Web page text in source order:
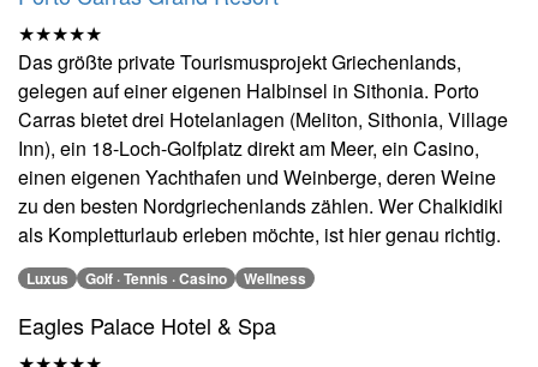
★★★★★
Das größte private Tourismusprojekt Griechenlands,
gelegen auf einer eigenen Halbinsel in Sithonia. Porto
Carras bietet drei Hotelanlagen (Meliton, Sithonia, Village
Inn), ein 18-Loch-Golfplatz direkt am Meer, ein Casino,
einen eigenen Yachthafen und Weinberge, deren Weine
zu den besten Nordgriechenlands zählen. Wer Chalkidiki
als Kompletturlaub erleben möchte, ist hier genau richtig.
Luxus Golf · Tennis · Casino Wellness
Eagles Palace Hotel & Spa